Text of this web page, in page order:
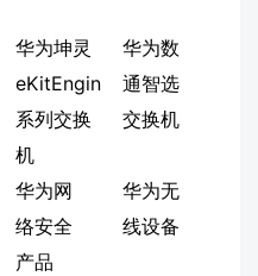
华为坤灵
eKitEngin
系列交换
机
华为数
通智选
交换机
华为网
络安全
产品
华为无
线设备